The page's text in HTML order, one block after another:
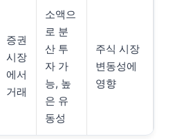
증권
시장
에서
거래
소액으
로 분
산 투
자 가
능, 높
은 유
동성
주식 시장
변동성에
영향